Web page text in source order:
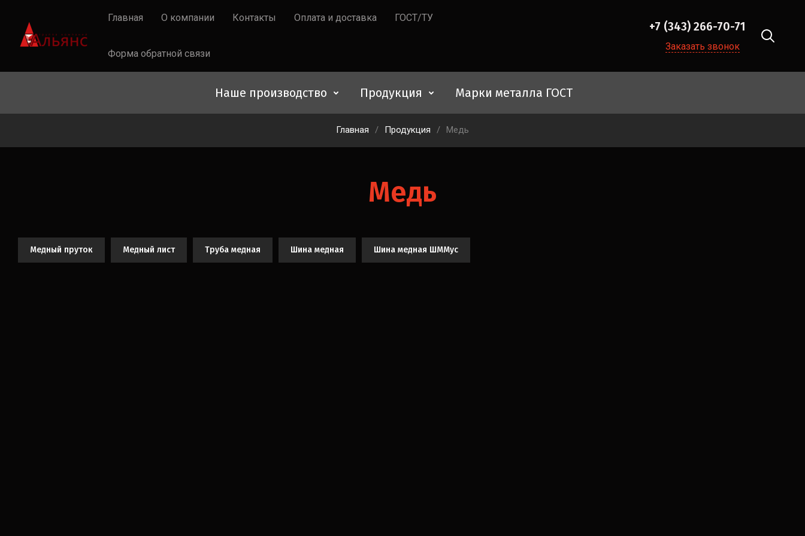
Главная О компании Контакты Оплата и доставка ГОСТ/ТУ
Форма обратной связи
+7 (343) 266-70-71
Заказать звонок
Наше производство Продукция Марки металла ГОСТ
Главная / Продукция / Медь
Медь
Медный пруток Медный лист Труба медная Шина медная Шина медная ШММус